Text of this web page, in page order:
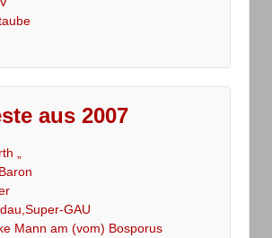
aus 2007
„
GAU
Mann am (vom) Bosporus